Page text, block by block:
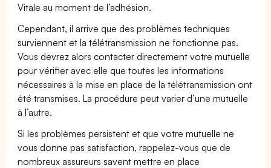
Vitale au moment de l’adhésion.
Cependant, il arrive que des problèmes techniques
surviennent et la télétransmission ne fonctionne pas.
Vous devrez alors contacter directement votre mutuelle
pour vérifier avec elle que toutes les informations
nécessaires à la mise en place de la télétransmission ont
été transmises. La procédure peut varier d’une mutuelle
à l’autre.
Si les problèmes persistent et que votre mutuelle ne
vous donne pas satisfaction, rappelez-vous que de
nombreux assureurs savent mettre en place